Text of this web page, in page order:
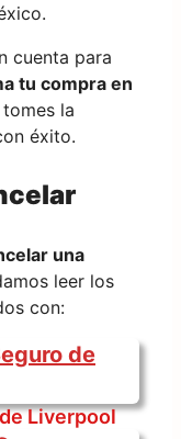
cuenta para
tu compra en
la
éxito.
una
leer los
con:
Liverpool